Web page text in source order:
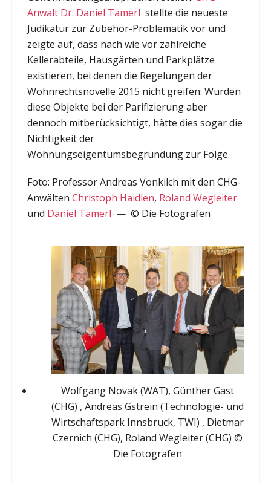
Anwalt Dr. Daniel Tamerl stellte die neueste
Judikatur zur Zubehör-Problematik vor und
zeigte auf, dass nach wie vor zahlreiche
Kellerabteile, Hausgärten und Parkplätze
existieren, bei denen die Regelungen der
Wohnrechtsnovelle 2015 nicht greifen: Wurden
diese Objekte bei der Parifizierung aber
dennoch mitberücksichtigt, hätte dies sogar die
Nichtigkeit der
Wohnungseigentumsbegründung zur Folge.
Foto: Professor Andreas Vonkilch mit den CHG-
Anwälten Christoph Haidlen, Roland Wegleiter
und Daniel Tamerl — © Die Fotografen
Wolfgang Novak (WAT), Günther Gast
(CHG) , Andreas Gstrein (Technologie- und
Wirtschaftspark Innsbruck, TWI) , Dietmar
Czernich (CHG), Roland Wegleiter (CHG) ©
Die Fotografen